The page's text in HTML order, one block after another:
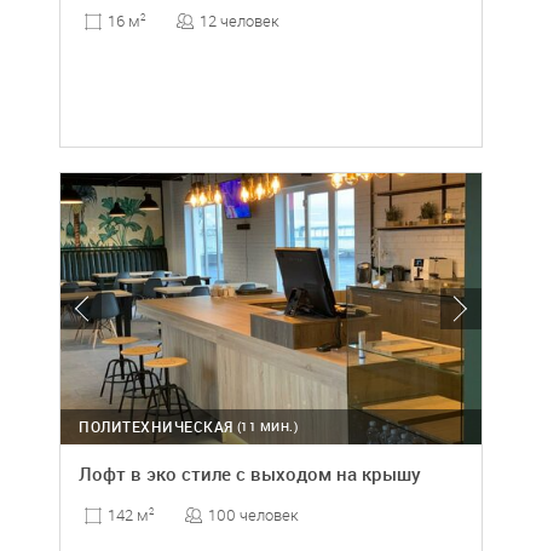
16 м2 12 человек
(11 МИН.)
ПОЛИТЕХНИЧЕСКАЯ
Лофт в эко стиле с выходом на крышу
142 м2 100 человек